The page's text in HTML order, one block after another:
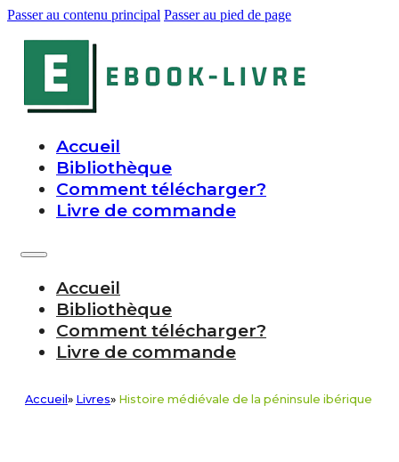
Passer au contenu principal Passer au pied de page
Accueil
Bibliothèque
Comment télécharger?
Livre de commande
Accueil
Bibliothèque
Comment télécharger?
Livre de commande
Accueil » Livres» Histoire médiévale de la péninsule ibérique